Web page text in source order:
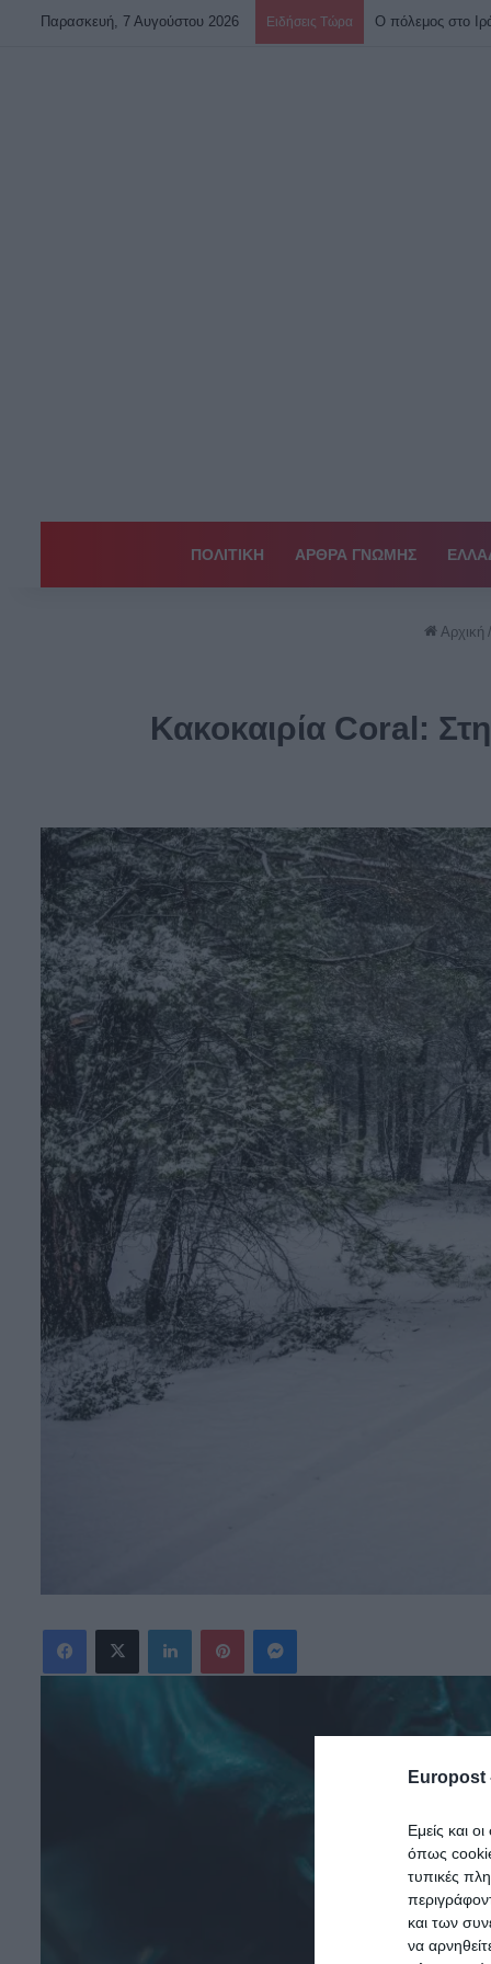
Europost
Εμείς και
όπως
τυπικές
και των
να
Παρασκευή, 7 Αυγούστου 2026 Ειδήσεις Τώρα
ΠΟΛΙΤΙΚΗ ΑΡΘΡΑ ΓΝΩΜΗΣ
Αρχική /
Κακοκαιρία Coral:
X